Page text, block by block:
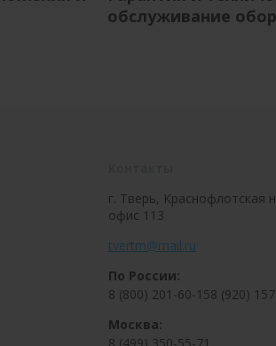
обслуживание
г. Тверь, Краснофлотская
офис 113
tvertm@mail.ru
По России:
8 (800) 201-60-158 (920)
Москва: